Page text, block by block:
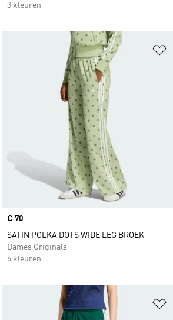
3 kleuren
verlanglijst zetten
Price
€ 70
SATIN POLKA DOTS WIDE LEG BROEK
Dames Originals
6 kleuren
verlanglijst zetten